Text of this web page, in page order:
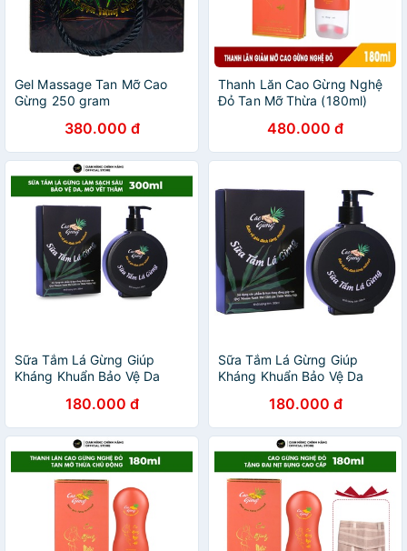
Gel Massage Tan Mỡ Cao
Gừng 250 gram
380.000 đ
Thanh Lăn Cao Gừng Nghệ
Đỏ Tan Mỡ Thừa (180ml)
480.000 đ
Sữa Tắm Lá Gừng Giúp
Kháng Khuẩn Bảo Vệ Da
Thâm, Ngừa Bít Tắc Lỗ Chân
Lông Dung Tích 300ml
180.000 đ
Sữa Tắm Lá Gừng Giúp
Kháng Khuẩn Bảo Vệ Da
180.000 đ